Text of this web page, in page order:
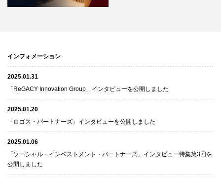
インフォメーション
2025.01.31
「ReGACY Innovation Group」インタビューを公開しました
2025.01.20
「ロゴス・パートナーズ」インタビューを公開しました
2025.01.06
「ソーシャル・インベストメント・パートナーズ」インタビュー特集第3回を
公開しました